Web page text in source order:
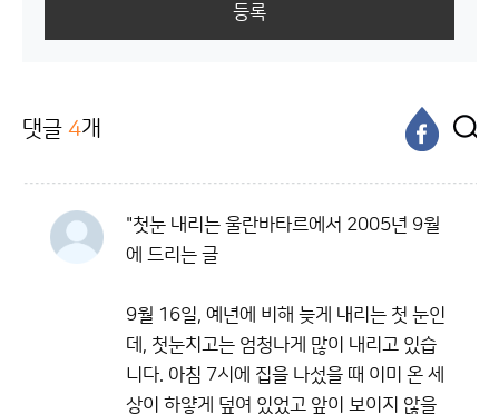
등록
댓글 4개
"첫눈 내리는 울란바타르에서 2005년 9월
에 드리는 글
9월 16일, 예년에 비해 늦게 내리는 첫 눈인
데, 첫눈치고는 엄청나게 많이 내리고 있습
니다. 아침 7시에 집을 나섰을 때 이미 온 세
상이 하얗게 덮여 있었고 앞이 보이지 않을